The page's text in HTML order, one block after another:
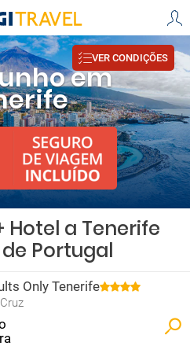
em
VER CONDIÇÕES
Hotel a Tenerife
Portugal
Only Tenerife